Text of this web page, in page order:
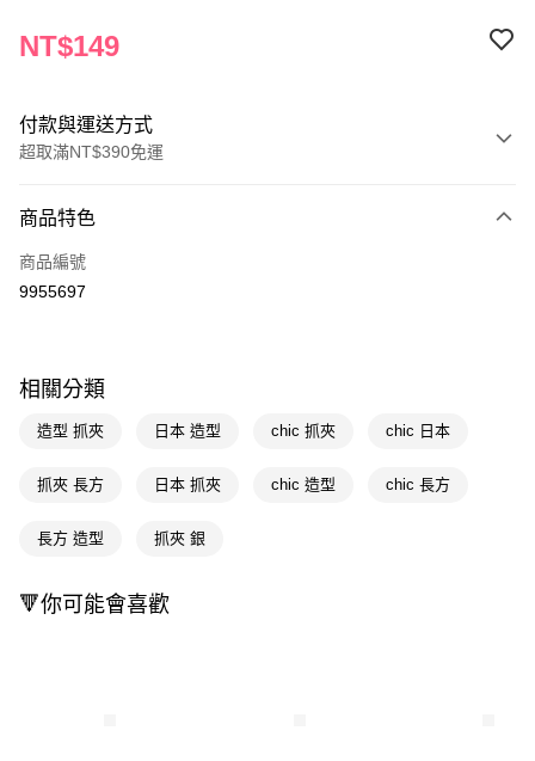
NT$149
付款與運送方式
超取滿NT$390免運
POYA支付
信用卡一次付款
悠遊付
Google Pay
相關說明
商品特色
商品編號
9955697
相關分類
造型 抓夾 日本 造型 chic 抓夾 chic 日本
抓夾 長方 日本 抓夾 chic 造型 chic 長方
長方 造型 抓夾 銀
🔻你可能會喜歡